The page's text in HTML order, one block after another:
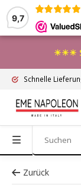
9,7
☀☀☀ S
Schnelle
Zurück